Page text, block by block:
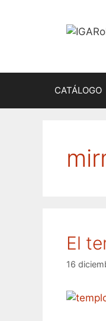
CATÁLOGO
El
16